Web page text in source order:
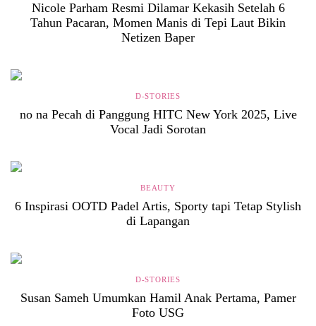
Nicole Parham Resmi Dilamar Kekasih Setelah 6
Tahun Pacaran, Momen Manis di Tepi Laut Bikin
Netizen Baper
D-STORIES
no na Pecah di Panggung HITC New York 2025, Live
Vocal Jadi Sorotan
BEAUTY
6 Inspirasi OOTD Padel Artis, Sporty tapi Tetap Stylish
di Lapangan
D-STORIES
Susan Sameh Umumkan Hamil Anak Pertama, Pamer
Foto USG